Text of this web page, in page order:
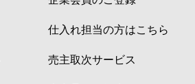
仕入れ担当の方はこちら
売主取次サービス